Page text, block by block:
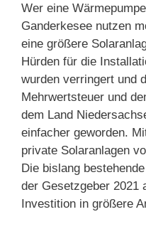
Wer eine
Ganderkesee nutzen
eine größere
Hürden für die
wurden verringert und
Mehrwertsteuer und
dem Land
einfacher geworden.
private Solaranlagen
Die bislang
der Gesetzgeber 2021
Investition in größere